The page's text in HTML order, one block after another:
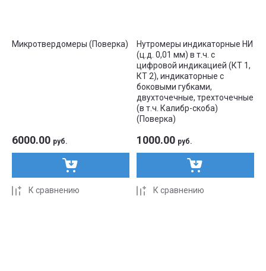
Микротвердомеры (Поверка)
6000.00 руб.
К сравнению
Нутромеры индикаторные НИ
(ц.д. 0,01 мм) в т.ч. с
цифровой индикацией (КТ 1,
КТ 2), индикаторные с
боковыми губками,
двухточечные, трехточечные
(в т.ч. Калибр-скоба)
(Поверка)
1000.00 руб.
К сравнению